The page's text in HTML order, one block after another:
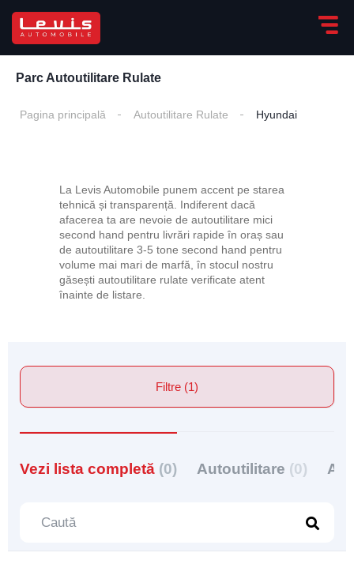
Parc Autoutilitare Rulate
Pagina principală Autoutilitare Rulate Hyundai
La Levis Automobile punem accent pe starea
tehnică și transparență. Indiferent dacă
afacerea ta are nevoie de autoutilitare mici
second hand pentru livrări rapide în oraș sau
de autoutilitare 3-5 tone second hand pentru
volume mai mari de marfă, în stocul nostru
găsești autoutilitare rulate verificate atent
înainte de listare.
Filtre (1)
Vezi lista completă (0) Autoutilitare (0)